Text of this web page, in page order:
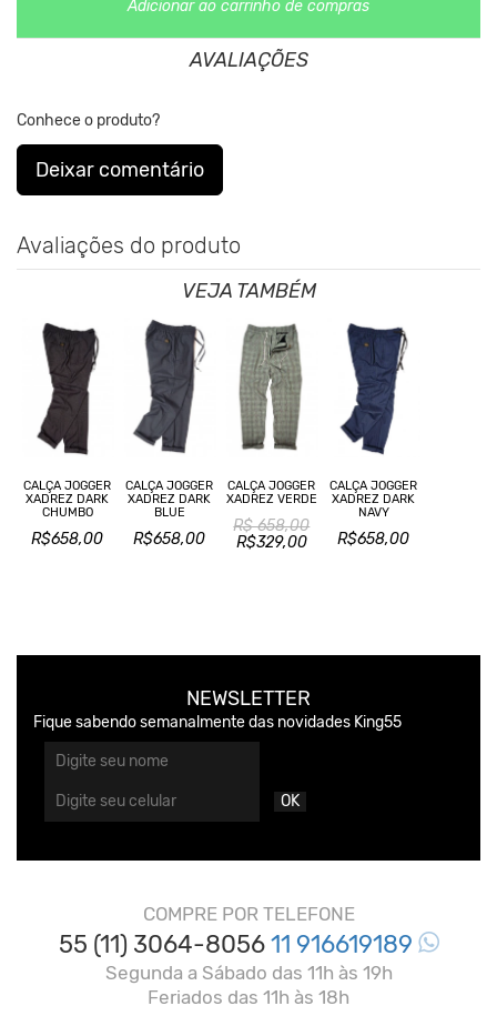
origem animal. Além disso, sustentabilidade é algo que está no
DNA da marca desde sua fundação.
Adicionar ao carrinho de compras
AVALIAÇÕES
Conhece o produto?
Deixar comentário
Avaliações do produto
VEJA TAMBÉM
CALÇA JOGGER
XADREZ DARK
CHUMBO
R$658,00
CALÇA JOGGER
XADREZ DARK
BLUE
R$658,00
CALÇA JOGGER
XADREZ VERDE
R$ 658,00
R$329,00
CALÇA JOGGER
XADREZ DARK
NAVY
R$658,00
NEWSLETTER
Fique sabendo semanalmente das novidades King55
OK
COMPRE POR TELEFONE
55 (11) 3064-805611 916619189
Segunda a Sábado das 11h às 19h
Feriados das 11h às 18h